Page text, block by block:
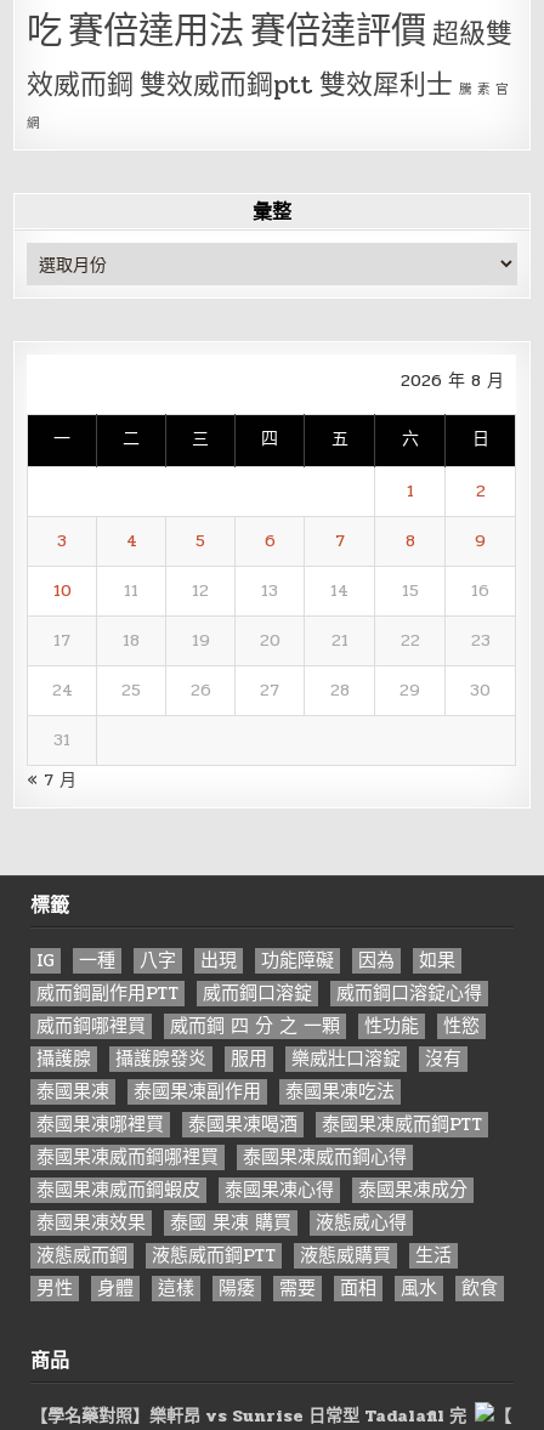
吃賽倍達用法賽倍達評價超級雙
效威而鋼 雙效威而鋼ptt 雙效犀利士 騰 素 官
網
彙整
彙
整
2026 年 8 月
一 二 三 四 五 六 日
1
2
3
4 5 6 7 8
9
10
11 12 13 14 15
16
17
18 19 20 21 22
23
24
25 26 27 28 29
30
31
« 7 月
標籤
IG 一種 八字 出現 功能障礙 因為
如果
威而鋼副作用PTT
威而鋼口溶錠
威而鋼口溶錠心得
威而鋼哪裡買
威而鋼 四 分 之 一顆 性功能
性慾
攝護腺
攝護腺發炎 服用 樂威壯口溶錠
沒有
泰國果凍
泰國果凍副作用
泰國果凍吃法
泰國果凍哪裡買
泰國果凍喝酒
泰國果凍威而鋼PTT
泰國果凍威而鋼哪裡買
泰國果凍威而鋼心得
泰國果凍威而鋼蝦皮
泰國果凍心得
泰國果凍成分
泰國果凍效果
泰國 果凍 購買
液態威心得
液態威而鋼
液態威而鋼PTT 液態威購買
生活
男性
身體 這樣 陽痿 需要 面相 風水 飲食
商品
【學名藥對照】樂軒昂 vs Sunrise 日常型 Tadalafil 完